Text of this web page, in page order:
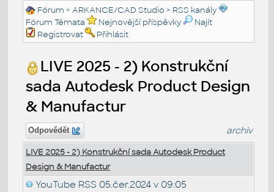
Fórum >ARKANCE/CAD Studio > RSS kanály
Fórum Témata
Nejnovější příspěvky
Najít
Registrovat
Přihlásit
LIVE 2025 - 2) Konstrukční
sada Autodesk Product Design
& Manufactur
Odpovědět archiv
LIVE 2025 - 2) Konstrukční sada Autodesk Product
Design & Manufactur
YouTube RSS 05.čer.2024 v 09:05